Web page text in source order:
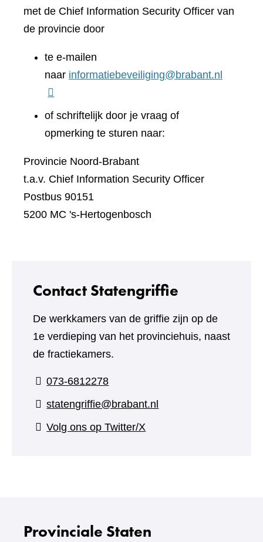
met de Chief Information Security Officer van
de provincie door
te e-mailen
naar informatiebeveiliging@brabant.nl
of schriftelijk door je vraag of
opmerking te sturen naar:
Provincie Noord-Brabant
t.a.v. Chief Information Security Officer
Postbus 90151
5200 MC 's-Hertogenbosch
Contact Statengriffie
De werkkamers van de griffie zijn op de
1e verdieping van het provinciehuis, naast
de fractiekamers.
073-6812278
statengriffie@brabant.nl
Volg ons op Twitter/X
Provinciale Staten